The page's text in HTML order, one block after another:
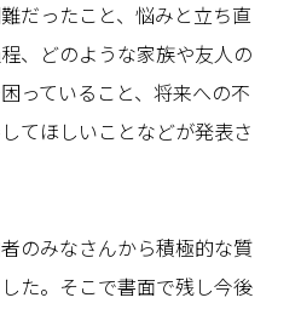
だったこと、悩みと立ち直
、どのような家族や友人の
っていること、将来への不
てほしいことなどが発表さ
のみなさんから積極的な質
た。そこで書面で残し今後